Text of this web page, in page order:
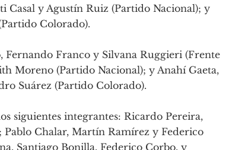
Casal y Agustín Ruiz (Partido Nacional); y
Colorado).
Fernando Franco y Silvana Ruggieri (Frente
Moreno (Partido Nacional); y Anahí Gaeta,
Suárez (Partido Colorado).
siguientes integrantes: Ricardo Pereira,
Chalar, Martín Ramírez y Federico
Santiago Bonilla, Federico Corbo, y